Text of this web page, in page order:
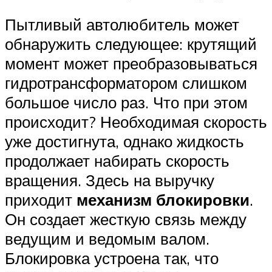
Пытливый автолюбитель может
обнаружить следующее: крутящий
момент может преобразовываться
гидротрансформатором слишком
большое число раз. Что при этом
происходит? Необходимая скорость
уже достигнута, однако жидкость
продолжает набирать скорость
вращения. Здесь на выручку
приходит механизм блокировки.
Он создает жесткую связь между
ведущим и ведомым валом.
Блокировка устроена так, что